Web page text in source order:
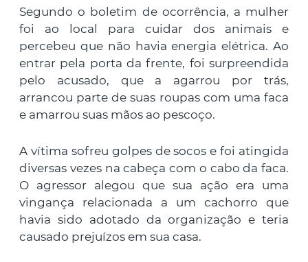
Segundo o boletim de ocorrência, a mulher
foi ao local para cuidar dos animais e
percebeu que não havia energia elétrica. Ao
entrar pela porta da frente, foi surpreendida
pelo acusado, que a agarrou por trás,
arrancou parte de suas roupas com uma faca
e amarrou suas mãos ao pescoço.
A vítima sofreu golpes de socos e foi atingida
diversas vezes na cabeça com o cabo da faca.
O agressor alegou que sua ação era uma
vingança relacionada a um cachorro que
havia sido adotado da organização e teria
causado prejuízos em sua casa.